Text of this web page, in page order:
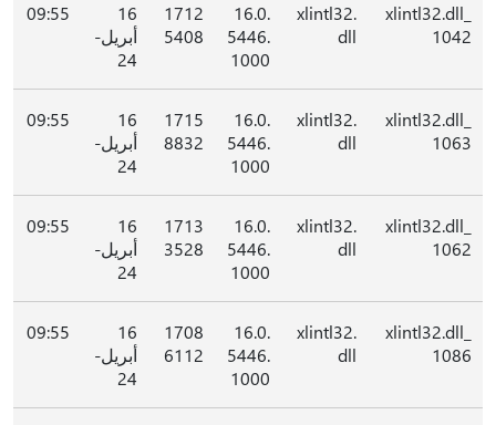
xlintl32.dll_
1042
xlintl32.
dll
16.0.
5446.
1000
1712
5408
16
أبريل-
24
09:55
xlintl32.dll_
1063
xlintl32.
dll
16.0.
5446.
1000
1715
8832
16
أبريل-
24
09:55
xlintl32.dll_
1062
xlintl32.
dll
16.0.
5446.
1000
1713
3528
16
أبريل-
24
09:55
xlintl32.dll_
1086
xlintl32.
dll
16.0.
5446.
1000
1708
6112
16
أبريل-
24
09:55